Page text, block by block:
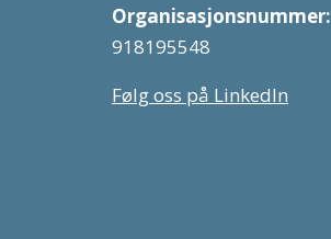
Organisasjonsnummer:
918195548
Følg oss på LinkedIn